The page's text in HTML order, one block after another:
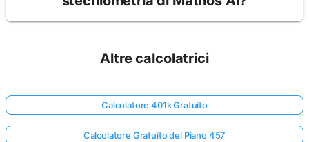
Altre calcolatrici
Calcolatore 401k Gratuito
Calcolatore Gratuito del Piano 457